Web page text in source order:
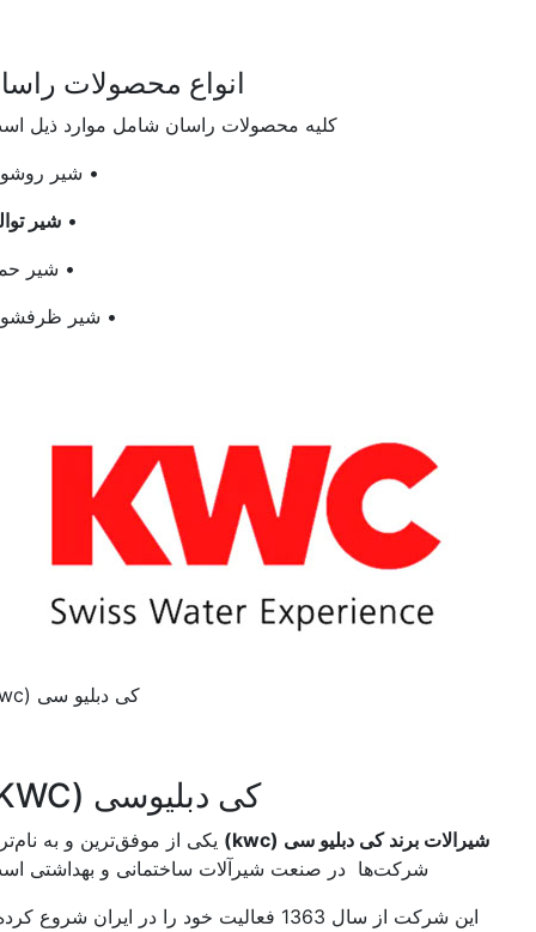
انواع محصولات راسان
کلیه محصولات راسان شامل موارد ذیل است:
• شیر روشویی
شیر توالت
• شیر حمام
• شیر ظرفشویی
کی دبلیو سی (kwc)
کی دبلیوسی (KWC)
شیرالات برند کی دبلیو سی (kwc)
یکی از موفق‌ترین و به نام‌ترین
شرکت‌ها در صنعت شیرآلات ساختمانی و بهداشتی است.
این شرکت از سال 1363 فعالیت خود را در ایران شروع کرده و